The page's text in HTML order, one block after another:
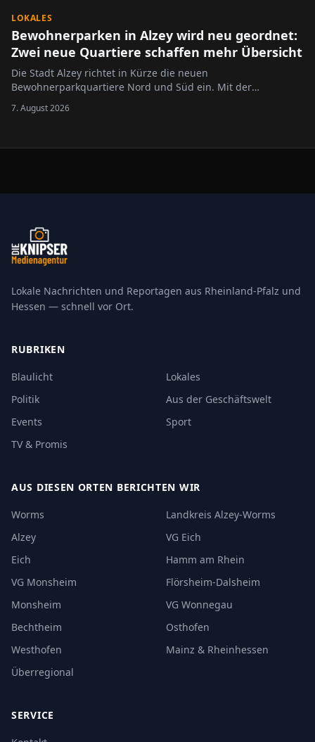
LOKALES
Bewohnerparken in Alzey wird neu geordnet:
Zwei neue Quartiere schaffen mehr Übersicht
Die Stadt Alzey richtet in Kürze die neuen
Bewohnerparkquartiere Nord und Süd ein. Mit der
die Regelungen übersichtlicher gestaltet und an die
7. August 2026
Lokale Nachrichten und Reportagen aus Rheinland-Pfalz und
Hessen — schnell vor Ort.
RUBRIKEN
Blaulicht
Lokales
Politik
Aus der Geschäftswelt
Events
Sport
TV & Promis
AUS DIESEN ORTEN BERICHTEN WIR
Worms
Landkreis Alzey-Worms
Alzey
VG Eich
Eich
Hamm am Rhein
VG Monsheim
Flörsheim-Dalsheim
Monsheim
VG Wonnegau
Bechtheim
Osthofen
Westhofen
Mainz & Rheinhessen
Überregional
SERVICE